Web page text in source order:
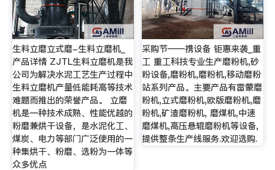
生料立磨立式磨-生料立磨机_
产品详情 ZJTL生料立磨机是我
公司为解决水泥工艺生产过程中
生料立磨机产量低能耗高等技术
难题而推出的荣誉产品。 立磨
机是一种技术成熟、性能优越的
粉磨兼烘干设备，是水泥化工、
煤炭、电力等部门广泛使用的一
种集烘干、粉磨、选粉为一体等
众多优点
采购节——携设备 钜惠来袭_重
工 重工科技专业生产磨粉机,砂
粉设备,磨粉机,磨粉机,移动磨粉
站系列产品。主要产品有雷蒙磨
粉机,立式磨粉机,欧版磨粉机,磨
粉机,矿渣磨粉机, 磨煤机,中速
磨煤机,高压悬辊磨粉机等设备,
提供整条生产线服务.欢迎选购.